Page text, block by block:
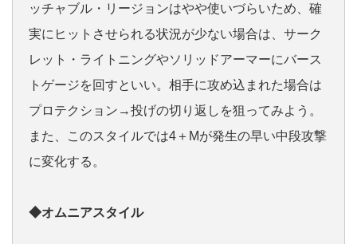
ッチャブル・リージョンはやや使いづらいため、確
実にヒットさせられる状況が少ない場合は、サーク
レット・ライトニングやソリッドアーマーにバース
トゲージを回すといい。相手に攻め込まれた場合は
プロテクション→投げの切り返しを狙ってみよう。
また、このスタイルでは4＋Mが発生の早い中段攻撃
に変化する。
◆オムニアスタイル